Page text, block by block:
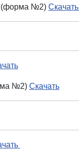
(форма №2) Скачать
№2) Скачать